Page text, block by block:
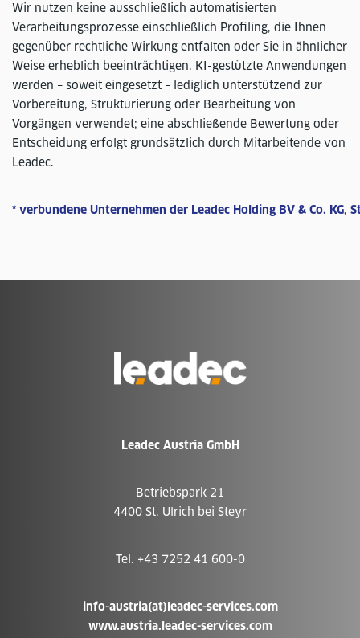
Wir nutzen keine ausschließlich automatisierten
Verarbeitungsprozesse einschließlich Profiling, die Ihnen
gegenüber rechtliche Wirkung entfalten oder Sie in ähnlicher
Weise erheblich beeinträchtigen. KI-gestützte Anwendungen
werden – soweit eingesetzt – lediglich unterstützend zur
Vorbereitung, Strukturierung oder Bearbeitung von
Vorgängen verwendet; eine abschließende Bewertung oder
Entscheidung erfolgt grundsätzlich durch Mitarbeitende von
Leadec.
* verbundene Unternehmen der Leadec Holding BV & Co. KG,
Homepage
Leadec Austria GmbH
Betriebspark 21
4400 St. Ulrich bei Steyr
Tel. +43 7252 41 600-0
info-austria(at)leadec-services.com
www.austria.leadec-services.com